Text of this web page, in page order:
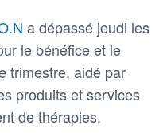
a dépassé jeudi les
le bénéfice et le
trimestre, aidé par
produits et services
de thérapies.